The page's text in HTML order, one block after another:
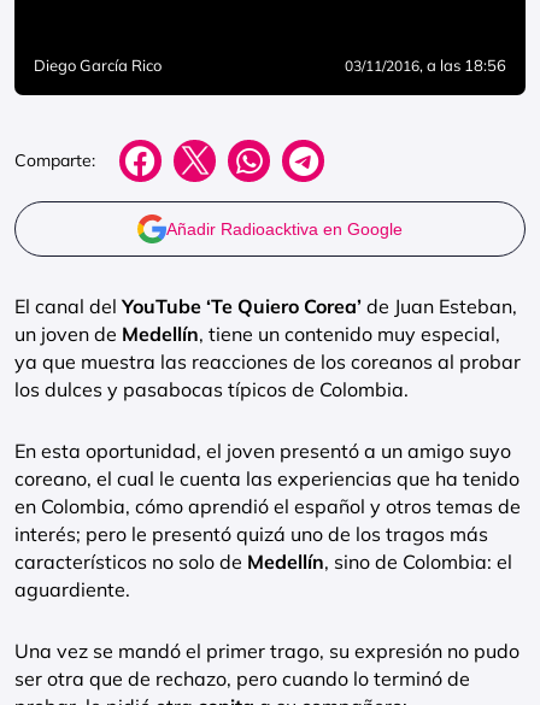
Diego García Rico 03/11/2016, a las 18:56
Comparte:
Añadir Radioacktiva en Google
El canal del YouTube ‘Te Quiero Corea’ de Juan Esteban,
un joven de Medellín, tiene un contenido muy especial,
ya que muestra las reacciones de los coreanos al probar
los dulces y pasabocas típicos de Colombia.
En esta oportunidad, el joven presentó a un amigo suyo
coreano, el cual le cuenta las experiencias que ha tenido
en Colombia, cómo aprendió el español y otros temas de
interés; pero le presentó quizá uno de los tragos más
característicos no solo de Medellín, sino de Colombia: el
aguardiente.
Una vez se mandó el primer trago, su expresión no pudo
ser otra que de rechazo, pero cuando lo terminó de